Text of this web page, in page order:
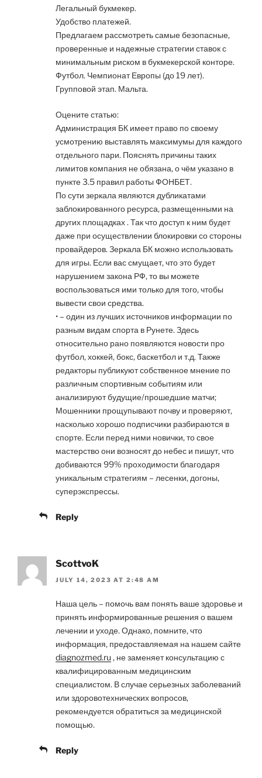
Легальный букмекер.
Удобство платежей.
Предлагаем рассмотреть самые безопасные,
проверенные и надежные стратегии ставок с
минимальным риском в букмекерской конторе.
Футбол. Чемпионат Европы (до 19 лет).
Групповой этап. Мальта.
Оцените статью:
Администрация БК имеет право по своему
усмотрению выставлять максимумы для каждого
отдельного пари. Пояснять причины таких
лимитов компания не обязана, о чём указано в
пункте 3.5 правил работы ФОНБЕТ.
По сути зеркала являются дубликатами
заблокированного ресурса, размещенными на
других площадках . Так что доступ к ним будет
даже при осуществлении блокировки со стороны
провайдеров. Зеркала БК можно использовать
для игры. Если вас смущает, что это будет
нарушением закона РФ, то вы можете
воспользоваться ими только для того, чтобы
вывести свои средства.
• – один из лучших источников информации по
разным видам спорта в Рунете. Здесь
относительно рано появляются новости про
футбол, хоккей, бокс, баскетбол и т.д. Также
редакторы публикуют собственное мнение по
различным спортивным событиям или
анализируют будущие/прошедшие матчи;
Мошенники прощупывают почву и проверяют,
насколько хорошо подписчики разбираются в
спорте. Если перед ними новички, то свое
мастерство они возносят до небес и пишут, что
добиваются 99% проходимости благодаря
уникальным стратегиям – лесенки, догоны,
суперэкспрессы.
Reply
ScottvoK
JULY 14, 2023 AT 2:48 AM
Наша цель – помочь вам понять ваше здоровье и
принять информированные решения о вашем
лечении и уходе. Однако, помните, что
информация, предоставляемая на нашем сайте
diagnozmed.ru , не заменяет консультацию с
квалифицированным медицинским
специалистом. В случае серьезных заболеваний
или здоровотехнических вопросов,
рекомендуется обратиться за медицинской
помощью.
Reply